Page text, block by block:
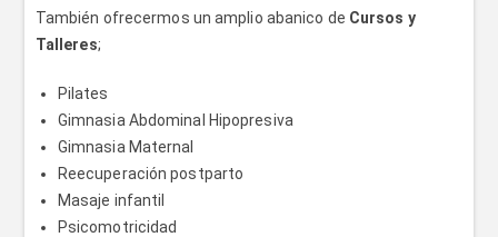
También ofrecermos un amplio abanico de Cursos y
Talleres;
Pilates
Gimnasia Abdominal Hipopresiva
Gimnasia Maternal
Reecuperación postparto
Masaje infantil
Psicomotricidad